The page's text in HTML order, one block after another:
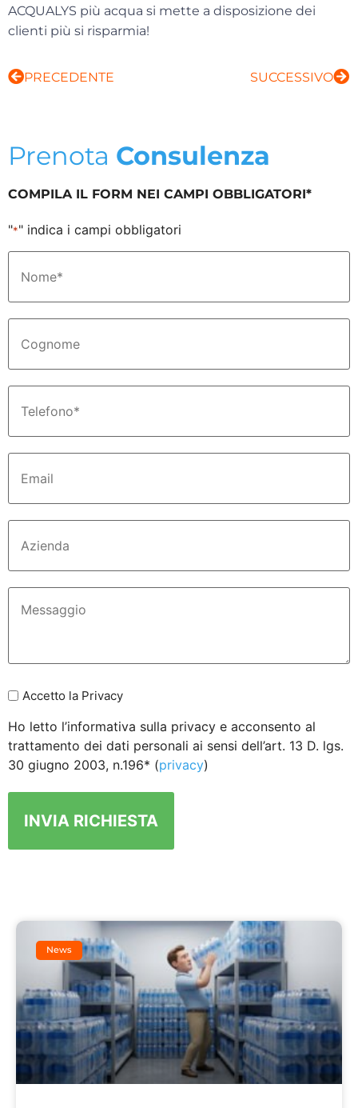
ACQUALYS più acqua si mette a disposizione dei
clienti più si risparmia!
PRECEDENTE SUCCESSIVO
Prenota Consulenza
COMPILA IL FORM NEI CAMPI OBBLIGATORI*
"*" indica i campi obbligatori
Accetto la Privacy
Ho letto l’informativa sulla privacy e acconsento al
trattamento dei dati personali ai sensi dell’art. 13 D. lgs.
30 giugno 2003, n.196* (privacy)
News